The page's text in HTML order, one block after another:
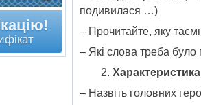
подивилася …)
– Прочитайте, яку
– Які слова треба
– Назвіть головних